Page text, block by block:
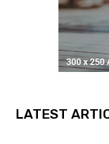
LATEST